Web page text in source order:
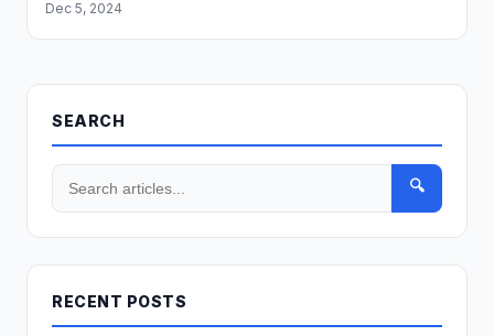
Dec 5, 2024
SEARCH
🔍
RECENT POSTS